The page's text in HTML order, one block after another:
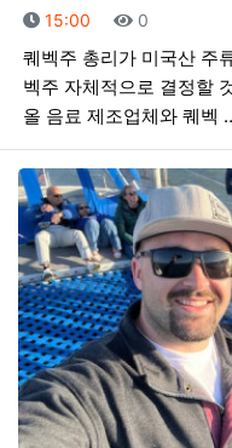
등록일
15:00 조회
0
퀘벡주 총리가 미국산 주
벡주 자체적으로 결정할
올 음료 제조업체와 퀘벡